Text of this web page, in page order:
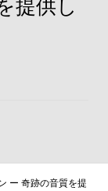
提供し
ー 奇跡の音質を提